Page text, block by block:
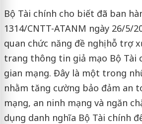
Bộ Tài chính cho biết đã ban
1314/CNTT-ATANM ngày 26/5/
quan chức năng đề nghị hỗ trợ
trang thông tin giả mạo Bộ Tài
gian mạng. Đây là một trong
nhằm tăng cường bảo đảm an
mạng, an ninh mạng và ngăn
dụng danh nghĩa Bộ Tài chính